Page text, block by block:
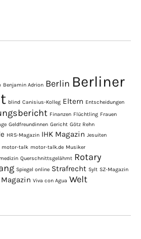
Benjamin Adrion Berlin Berliner
blind Canisius-Kolleg Eltern Entscheidungen
Finanzen Flüchtling Frauen
Geldfreundinnen Gericht Götz Rehn
HRS-Magazin IHK Magazin Jesuiten
motor-talk motor-talk.de Musiker
Querschnittsgelähmt Rotary
Spiegel online Strafrecht Sylt SZ-Magazin
Magazin Viva con Agua Welt